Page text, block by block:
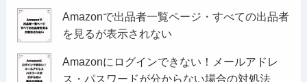
Amazonで出品者一覧ページ・すべての出品者
を見るが表示されない
Amazonにログインできない！メールアドレ
ス・パスワードが分からない場合の対処法